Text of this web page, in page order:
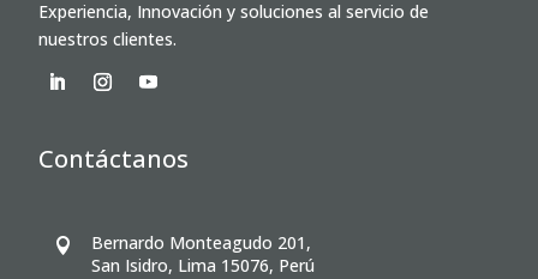
Experiencia, Innovación y soluciones al servicio de
nuestros clientes.
Contáctanos

Bernardo Monteagudo 201,
San Isidro, Lima 15076, Perú